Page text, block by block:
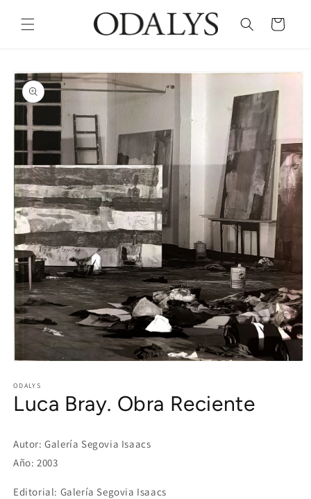
content
Cart
Skip to
product
information
1
in
modal
ODALYS
Luca Bray. Obra Reciente
Autor: Galería Segovia Isaacs
Año: 2003
Editorial: Galería Segovia Isaacs